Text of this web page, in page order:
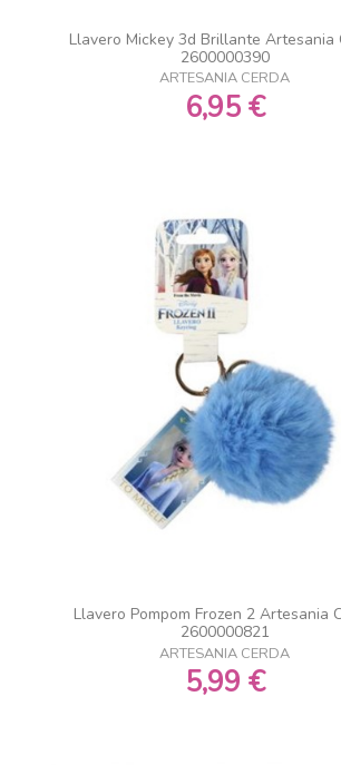
Llavero Mickey 3d Brillante Artesania
2600000390
ARTESANIA CERDA
6,95 €
Llavero Pompom Frozen 2 Artesania
2600000821
ARTESANIA CERDA
5,99 €